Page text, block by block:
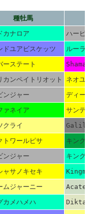
種牡馬
カナロア
ハービ
ドユアビスケッツ
ルーラ
ーステート
カンペイトリオット
ネオユ
ンジャー
ディー
ァネイア
サンデ
クライ
トワールピサ
キング
ンジャー
キング
ャサノキセキ
ムジャーニー
カメハメハ
Diktat